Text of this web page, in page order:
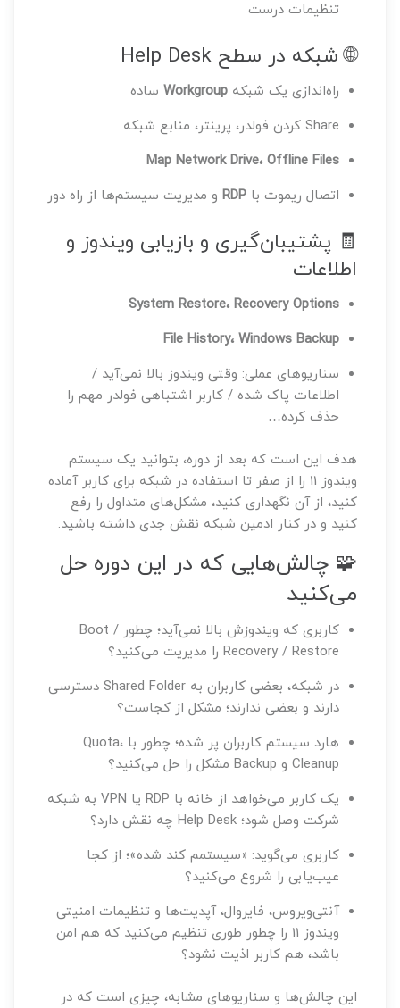
تنظیمات درست
🌐 شبکه در سطح Help Desk
راه‌اندازی یک شبکه Workgroupساده
Share کردن فولدر، پرینتر، منابع شبکه
Map Network Drive، Offline Files
اتصال ریموت با RDPو مدیریت سیستم‌ها از راه دور
🧾 پشتیبان‌گیری و بازیابی ویندوز و
اطلاعات
System Restore، Recovery Options
File History، Windows Backup
سناریوهای عملی: وقتی ویندوز بالا نمی‌آید /
اطلاعات پاک شده / کاربر اشتباهی فولدر مهم را
حذف کرده…
هدف این است که بعد از دوره، بتوانید یک سیستم
ویندوز 11 را از صفر تا استفاده در شبکه برای کاربر آماده
کنید، از آن نگهداری کنید، مشکل‌های متداول را رفع
کنید و در کنار ادمین شبکه نقش جدی داشته باشید.
🧩 چالش‌هایی که در این دوره حل
می‌کنید
کاربری که ویندوزش بالا نمی‌آید؛ چطور Boot /
Recovery / Restore را مدیریت می‌کنید؟
در شبکه، بعضی کاربران به Shared Folder دسترسی
دارند و بعضی ندارند؛ مشکل از کجاست؟
هارد سیستم کاربران پر شده؛ چطور با Quota،
Cleanup و Backup مشکل را حل می‌کنید؟
یک کاربر می‌خواهد از خانه با RDP یا VPN به شبکه
شرکت وصل شود؛ Help Desk چه نقش دارد؟
کاربری می‌گوید: «سیستمم کند شده»؛ از کجا
عیب‌یابی را شروع می‌کنید؟
آنتی‌ویروس، فایروال، آپدیت‌ها و تنظیمات امنیتی
ویندوز 11 را چطور طوری تنظیم می‌کنید که هم امن
باشد، هم کاربر اذیت نشود؟
این چالش‌ها و سناریوهای مشابه، چیزی است که در